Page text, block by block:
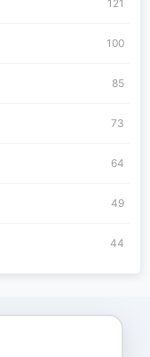
121
100
85
73
64
49
44